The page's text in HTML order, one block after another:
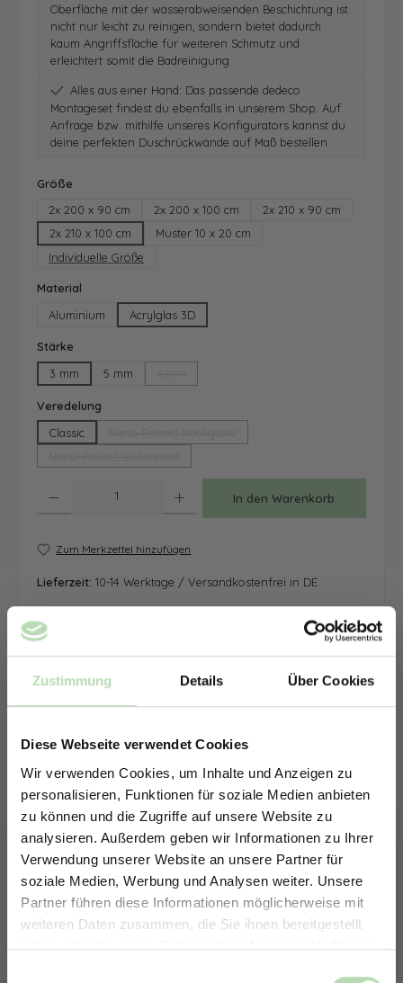
Zustimmung Details Über Cookies
Diese Webseite verwendet Cookies
Wir verwenden Cookies, um Inhalte und Anzeigen zu
personalisieren, Funktionen für soziale Medien anbieten
zu können und die Zugriffe auf unsere Website zu
analysieren. Außerdem geben wir Informationen zu Ihrer
Verwendung unserer Website an unsere Partner für
soziale Medien, Werbung und Analysen weiter. Unsere
Partner führen diese Informationen möglicherweise mit
weiteren Daten zusammen, die Sie ihnen bereitgestellt
haben oder die sie im Rahmen Ihrer Nutzung der Dienste
Oberfläche mit der wasserabweisenden Beschichtung ist
nicht nur leicht zu reinigen, sondern bietet dadurch
kaum Angriffsfläche für weiteren Schmutz und
erleichtert somit die Badreinigung
Alles aus einer Hand: Das passende dedeco
Montageset findest du ebenfalls in unserem Shop. Auf
Anfrage bzw. mithilfe unseres Konfigurators kannst du
deine perfekten Duschrückwände auf Maß bestellen
Größe
2x 200 x 90 cm
2x 200 x 100 cm
2x 210 x 90 cm
2x 210 x 100 cm
Muster 10 x 20 cm
Individuelle Größe
Material
Aluminium
Acrylglas 3D
Stärke
3 mm
5 mm
Veredelung
Classic
In den Warenkorb
Zum Merkzettel hinzufügen
Lieferzeit: 10-14 Werktage / Versandkostenfrei in DE
ERHALTE 5% RABATT AUF
DEINE RÜCKWÄNDE